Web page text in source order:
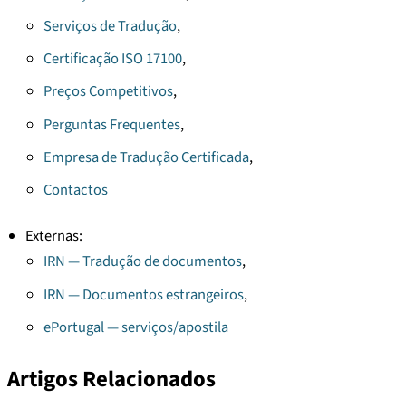
Serviços de Tradução,
Certificação ISO 17100,
Preços Competitivos,
Perguntas Frequentes,
Empresa de Tradução Certificada,
Contactos
Externas:
IRN — Tradução de documentos,
IRN — Documentos estrangeiros,
ePortugal — serviços/apostila
Artigos Relacionados